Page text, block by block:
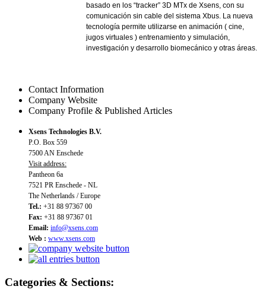
basado en los “tracker” 3D MTx de Xsens, con su
comunicación sin cable del sistema Xbus. La nueva
tecnología permite utilizarse en animación ( cine,
jugos virtuales ) entrenamiento y simulación,
investigación y desarrollo biomecánico y otras áreas.
Contact Information
Company Website
Company Profile & Published Articles
Xsens Technologies B.V.
P.O. Box 559
7500 AN Enschede
Visit address:
Pantheon 6a
7521 PR Enschede - NL
The Netherlands / Europe
Tel.: +31 88 97367 00
Fax: +31 88 97367 01
Email: info@xsens.com
Web : www.xsens.com
Categories & Sections: